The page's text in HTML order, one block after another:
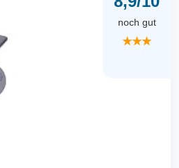
noch gut
★★★